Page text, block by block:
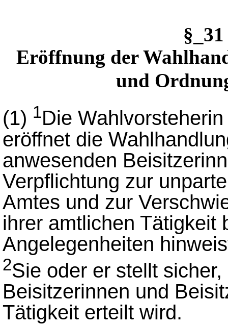
Eröffnung der
und
(1) 1Die
eröffnet die
anwesenden
Verpflichtung zur
Amtes und zur
ihrer amtlichen Tätigkeit
Angelegenheiten
2Sie oder er stellt
Beisitzerinnen und
Tätigkeit erteilt wird.